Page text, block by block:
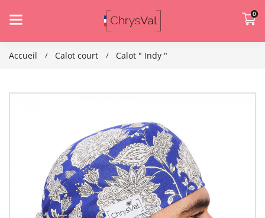
0
Accueil Calot court Calot " Indy "